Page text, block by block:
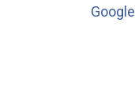
Google